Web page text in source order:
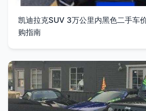
凯迪拉克SUV 3万公里内黑色二手车
购指南